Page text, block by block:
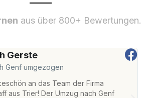
aus über 800+ Bewertungen.
Gerste
Genf umgezogen
an das Team der Firma
aus Trier! Der Umzug nach Genf